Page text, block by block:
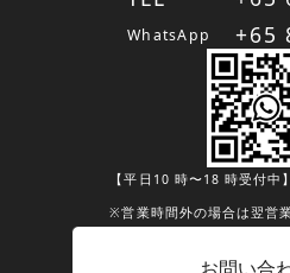
WhatsApp
+65
【平日10 時〜18 時受付中】
※営業時間外の場合は翌営